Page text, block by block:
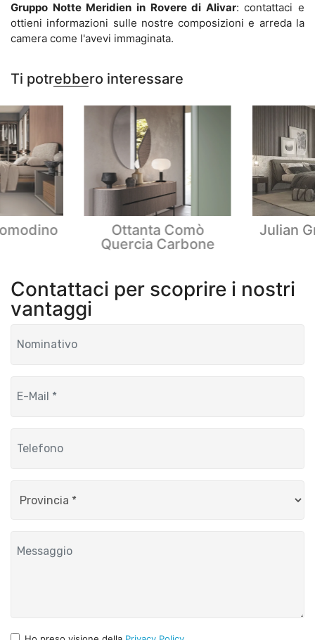
Gruppo Notte Meridien in Rovere di Alivar: contattaci e
ottieni informazioni sulle nostre composizioni e arreda la
camera come l'avevi immaginata.
Ti potrebbero interessare
Ottanta Comò
Quercia Carbone
Julian
Contattaci per scoprire i nostri
vantaggi